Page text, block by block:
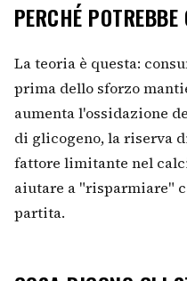
PERCHÉ
La teoria è questa:
prima dello sforzo
aumenta l'ossidazione
di glicogeno, la riserva
fattore limitante nel
aiutare a "risparmiare"
partita.